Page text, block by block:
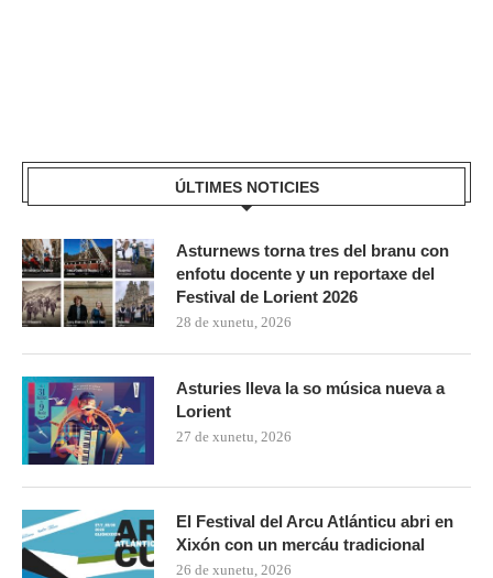
ÚLTIMES NOTICIES
Asturnews torna tres del branu con
enfotu docente y un reportaxe del
Festival de Lorient 2026
28 de xunetu, 2026
Asturies lleva la so música nueva a
Lorient
27 de xunetu, 2026
El Festival del Arcu Atlánticu abri en
Xixón con un mercáu tradicional
26 de xunetu, 2026